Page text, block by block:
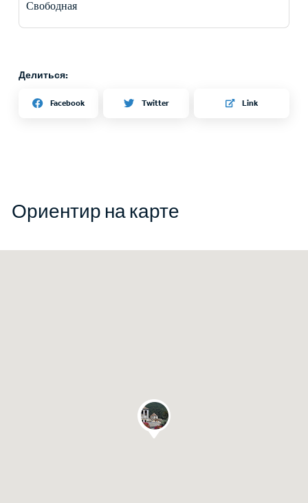
Свободная
Делиться:
Facebook Twitter Link
Ориентир на карте